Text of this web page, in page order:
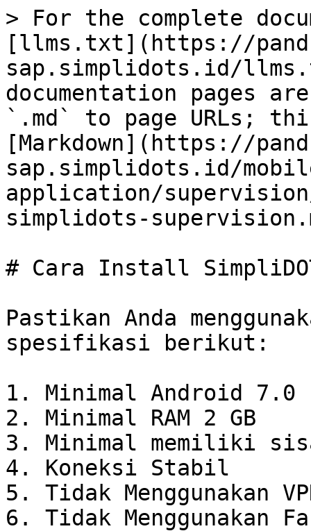
> For the complete
[llms.txt](https://
sap.simplidots.id/
documentation pages
`.md` to page URLs;
[Markdown](https://
sap.simplidots.id/
application/
simplidots-
# Cara Install
Pastikan Anda
spesifikasi berikut:
1. Minimal Android 7.0
2. Minimal RAM 2 GB
3. Minimal memiliki sisa
4. Koneksi Stabil
5. Tidak Menggunakan
6. Tidak Menggunakan